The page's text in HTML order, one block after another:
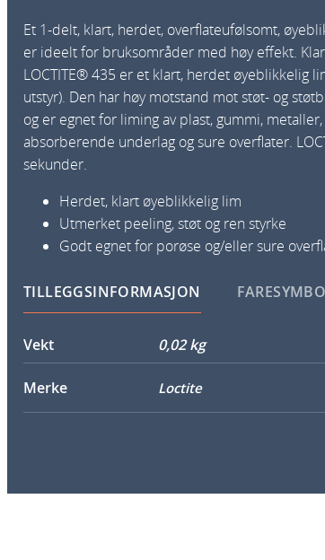
Et 1-delt, klart, herdet, overflateufølsomt,
er ideelt for bruksområder med høy effekt.
LOCTITE® 435 er et klart, herdet øyeblikkelig
utstyr). Den har høy motstand mot støt- og
og er egnet for liming av plast, gummi,
absorberende underlag og sure overflater.
sekunder.
Herdet, klart øyeblikkelig lim
Utmerket peeling, støt og ren styrke
Godt egnet for porøse og/eller sure
TILLEGGSINFORMASJON
Vekt 0,02 kg
Merke Loctite